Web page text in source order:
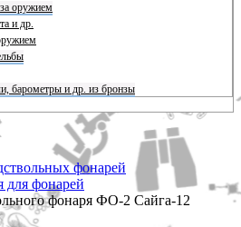
оружием
и др.
барометры и др. из бронзы
фонарей
для фонарей
фонаря ФО-2 Сайга-12